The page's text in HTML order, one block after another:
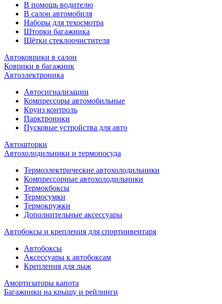
В помощь водителю
В салон автомобиля
Наборы для техосмотра
Шторки багажника
Щётки стеклоочистителя
Автоковрики в салон
Коврики в багажник
Автоэлектроника
Автосигнализации
Компрессоры автомобильные
Круиз контроль
Парктроники
Пусковые устройства для авто
Автошторки
Автохолодильники и термопосуда
Термоэлектрические автохолодильники
Компрессорные автохолодильники
Термокбоксы
Термосумки
Термокружки
Дополнительные аксессуары
Автобоксы и крепления для спортинвентаря
Автобоксы
Аксессуары к автобоксам
Крепления для лыж
Амортизаторы капота
Багажники на крышу и рейлинги